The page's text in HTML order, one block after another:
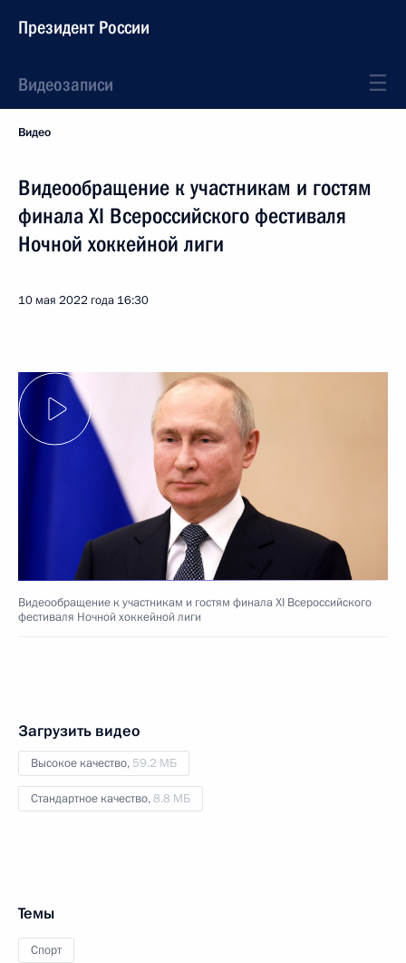
Президент России
Видеозаписи
Видео
Видеообращение к участникам и гостям
финала XI Всероссийского фестиваля
Ночной хоккейной лиги
10 мая 2022 года 16:30
Видеообращение к участникам и гостям финала XI Всероссийского
фестиваля Ночной хоккейной лиги
Загрузить видео
Высокое качество, 59.2 МБ
Стандартное качество,8.8 МБ
Темы
Спорт